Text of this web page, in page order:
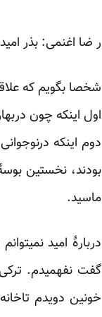
ر ضا اغنمی: بذر امید‎‎
شخصا بگویم که
اول اینکه چون
دوم اینکه
بودند، نخستین
ماسید. ‏
دربارۀ امید
گفت نفهمیدم.
خونین دویدم